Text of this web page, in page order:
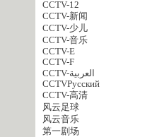
CCTV-12
CCTV-新闻
CCTV-少儿
CCTV-音乐
CCTV-E
CCTV-F
CCTV-العربية
CCTVPусский
CCTV-高清
风云足球
风云音乐
第一剧场